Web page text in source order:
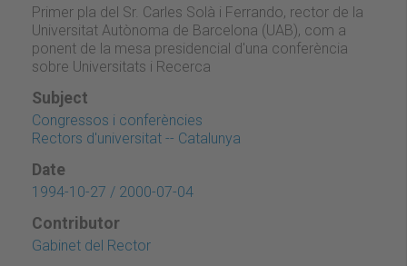
Primer pla del Sr. Carles Solà i Ferrando, rector de la
Universitat Autònoma de Barcelona (UAB), com a
ponent de la mesa presidencial d'una conferència
sobre Universitats i Recerca
Subject
Congressos i conferències
Rectors d'universitat -- Catalunya
Date
1994-10-27 / 2000-07-04
Contributor
Gabinet del Rector